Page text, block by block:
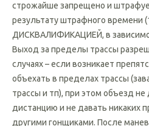
“Срезание” маршрута, путем
строжайше запрещено и
результату штрафного времени
ДИСКВАЛИФИКАЦИЕЙ, в
Выход за пределы трассы
случаях – если возникает
объехать в пределах трассы
трассы и тп), при этом объезд